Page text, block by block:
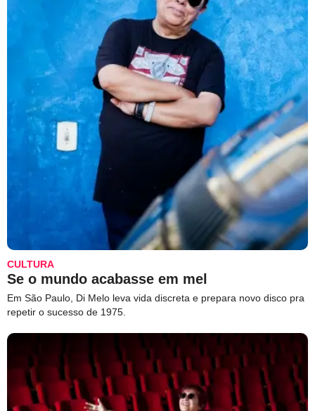
CULTURA
Se o mundo acabasse em mel
Em São Paulo, Di Melo leva vida discreta e prepara novo disco pra
repetir o sucesso de 1975.